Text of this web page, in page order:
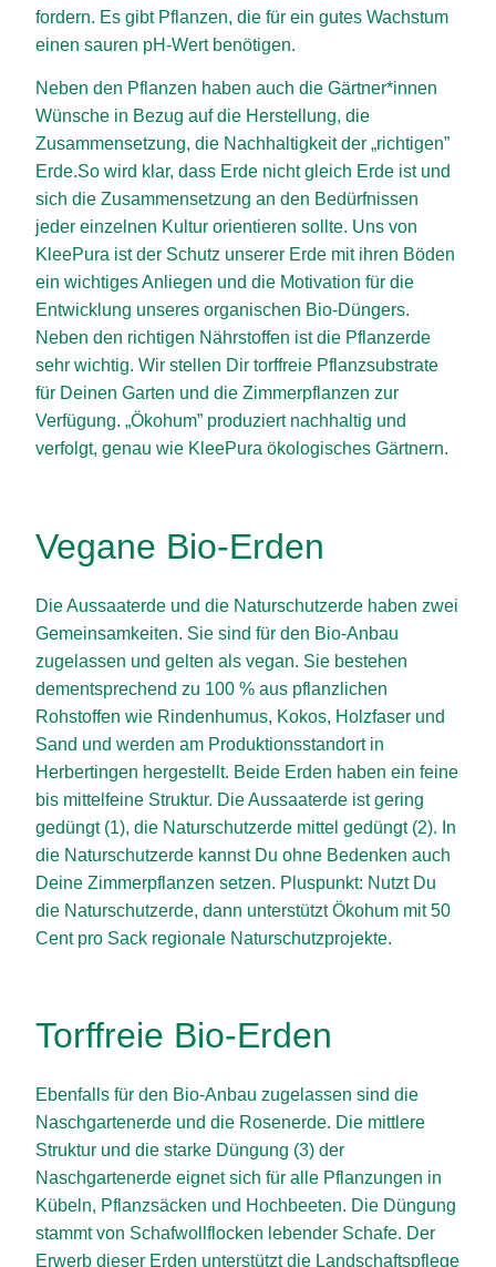
fordern. Es gibt Pflanzen, die für ein gutes Wachstum
einen sauren pH-Wert benötigen.
Neben den Pflanzen haben auch die Gärtner*innen
Wünsche in Bezug auf die Herstellung, die
Zusammensetzung, die Nachhaltigkeit der „richtigen”
Erde.So wird klar, dass Erde nicht gleich Erde ist und
sich die Zusammensetzung an den Bedürfnissen
jeder einzelnen Kultur orientieren sollte. Uns von
KleePura ist der Schutz unserer Erde mit ihren Böden
ein wichtiges Anliegen und die Motivation für die
Entwicklung unseres organischen Bio-Düngers.
Neben den richtigen Nährstoffen ist die Pflanzerde
sehr wichtig. Wir stellen Dir torffreie Pflanzsubstrate
für Deinen Garten und die Zimmerpflanzen zur
Verfügung. „Ökohum” produziert nachhaltig und
verfolgt, genau wie KleePura ökologisches Gärtnern.
Vegane Bio-Erden
Die Aussaaterde und die Naturschutzerde haben zwei
Gemeinsamkeiten. Sie sind für den Bio-Anbau
zugelassen und gelten als vegan. Sie bestehen
dementsprechend zu 100 % aus pflanzlichen
Rohstoffen wie Rindenhumus, Kokos, Holzfaser und
Sand und werden am Produktionsstandort in
Herbertingen hergestellt. Beide Erden haben ein feine
bis mittelfeine Struktur. Die Aussaaterde ist gering
gedüngt (1), die Naturschutzerde mittel gedüngt (2). In
die Naturschutzerde kannst Du ohne Bedenken auch
Deine Zimmerpflanzen setzen. Pluspunkt: Nutzt Du
die Naturschutzerde, dann unterstützt Ökohum mit 50
Cent pro Sack regionale Naturschutzprojekte.
Torffreie Bio-Erden
Ebenfalls für den Bio-Anbau zugelassen sind die
Naschgartenerde und die Rosenerde. Die mittlere
Struktur und die starke Düngung (3) der
Naschgartenerde eignet sich für alle Pflanzungen in
Kübeln, Pflanzsäcken und Hochbeeten. Die Düngung
stammt von Schafwollflocken lebender Schafe. Der
Erwerb dieser Erden unterstützt die Landschaftspflege